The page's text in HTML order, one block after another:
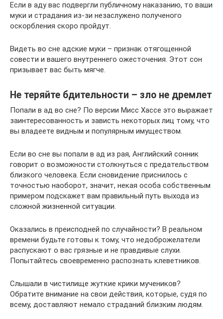
Если в аду вас подвергли публичному наказанию, то ваши
муки и страдания из-зи незаслужено полученого
оскорбления скоро пройдут.
Видеть во сне адские муки – признак отягощенной
совести и вашего внутреннего ожесточения. Этот сон
призывает вас быть мягче.
Не теряйте бдительности – зло не дремлет
Попали в ад во сне? По версии Мисс Хассе это выражает
заинтересованность и зависть некоторых лиц тому, что
вы владеете видным и популярным имуществом.
Если во сне вы попали в ад из рая, Английский сонник
говорит о возможности столкнуться с предательством
близкого человека. Если сновидение приснилось с
точностью наоборот, значит, некая особа собственным
примером подскажет вам правильный путь выхода из
сложной жизненной ситуации.
Оказались в преисподней по случайности? В реальном
времени будьте готовы к тому, что недоброжелатели
распускают о вас грязные и не правдивые слухи.
Попытайтесь своевременно распознать клеветников.
Слышали в чистилище жуткие крики мучеников?
Обратите внимание на свои действия, которые, судя по
всему, доставляют немало страданий близким людям.